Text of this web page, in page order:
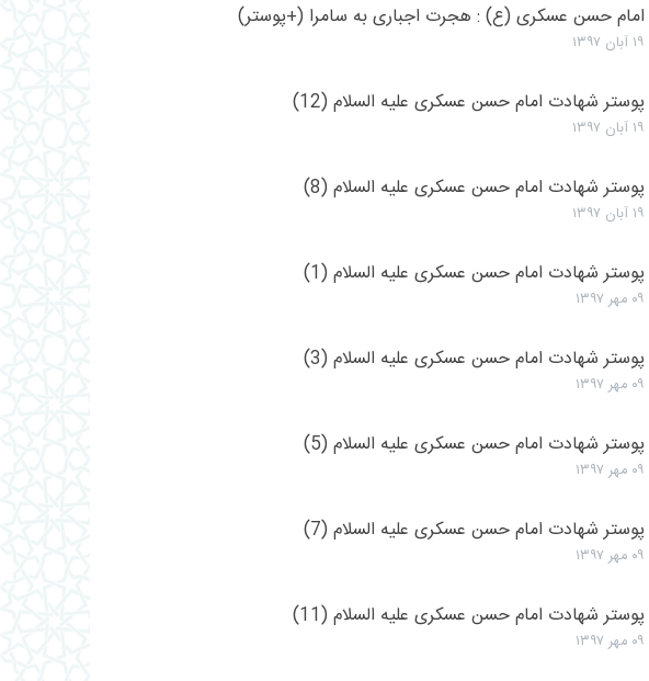
امام حسن عسکری (ع) : هجرت اجباری به سامرا (+پوستر)
۱۹ آبان ۱۳۹۷
پوستر شهادت امام حسن عسکری علیه السلام (12)
۱۹ آبان ۱۳۹۷
پوستر شهادت امام حسن عسکری علیه السلام (8)
۱۹ آبان ۱۳۹۷
پوستر شهادت امام حسن عسکری علیه السلام (1)
۰۹ مهر ۱۳۹۷
پوستر شهادت امام حسن عسکری علیه السلام (3)
۰۹ مهر ۱۳۹۷
پوستر شهادت امام حسن عسکری علیه السلام (5)
۰۹ مهر ۱۳۹۷
پوستر شهادت امام حسن عسکری علیه السلام (7)
۰۹ مهر ۱۳۹۷
پوستر شهادت امام حسن عسکری علیه السلام (11)
۰۹ مهر ۱۳۹۷